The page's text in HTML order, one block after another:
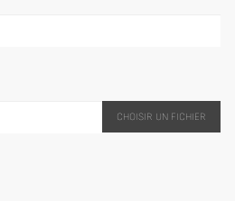
CHOISIR UN FICHIER